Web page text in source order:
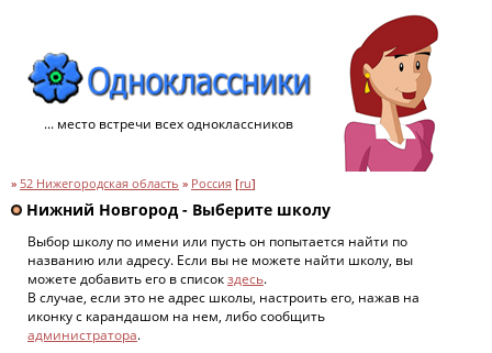
... место встречи всех одноклассников
» 52 Нижегородская область » Россия [ru]
Нижний Новгород - Выберите школу
Выбор школу по имени или пусть он попытается найти по
названию или адресу. Если вы не можете найти школу, вы
можете добавить его в списокздесь.
В случае, если это не адрес школы, настроить его, нажав на
иконку с карандашом на нем, либо сообщить
администратора.